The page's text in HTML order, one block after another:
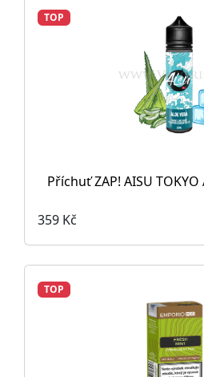
TOP
Příchuť ZAP! AISU
359 Kč
TOP